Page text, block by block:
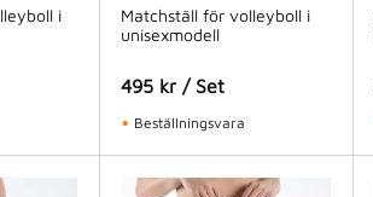
i
Matchställ för volleyboll i
unisexmodell
495kr / Set
Beställningsvara